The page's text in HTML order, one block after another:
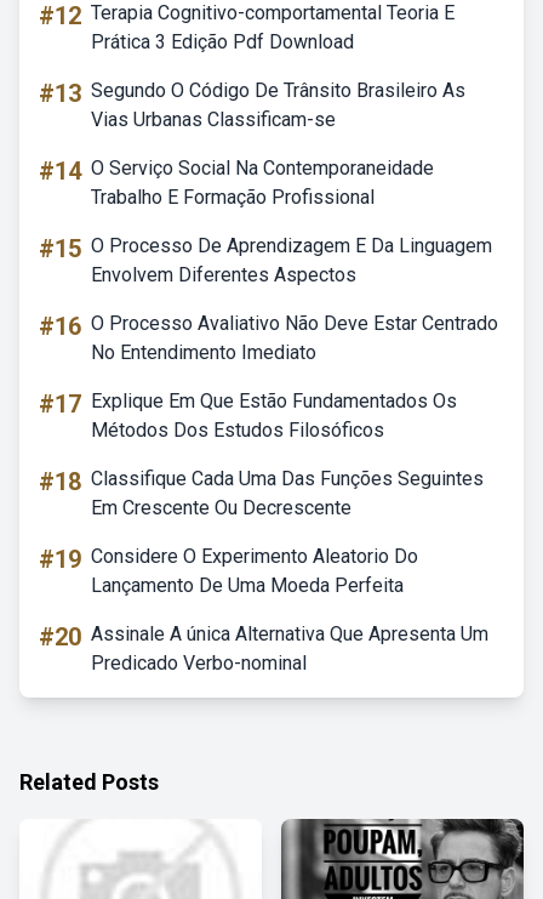
#12 Terapia Cognitivo-comportamental Teoria E
Prática 3 Edição Pdf Download
#13 Segundo O Código De Trânsito Brasileiro As
Vias Urbanas Classificam-se
#14 O Serviço Social Na Contemporaneidade
Trabalho E Formação Profissional
#15 O Processo De Aprendizagem E Da Linguagem
Envolvem Diferentes Aspectos
#16 O Processo Avaliativo Não Deve Estar Centrado
No Entendimento Imediato
#17 Explique Em Que Estão Fundamentados Os
Métodos Dos Estudos Filosóficos
#18 Classifique Cada Uma Das Funções Seguintes
Em Crescente Ou Decrescente
#19 Considere O Experimento Aleatorio Do
Lançamento De Uma Moeda Perfeita
#20 Assinale A única Alternativa Que Apresenta Um
Predicado Verbo-nominal
Related Posts